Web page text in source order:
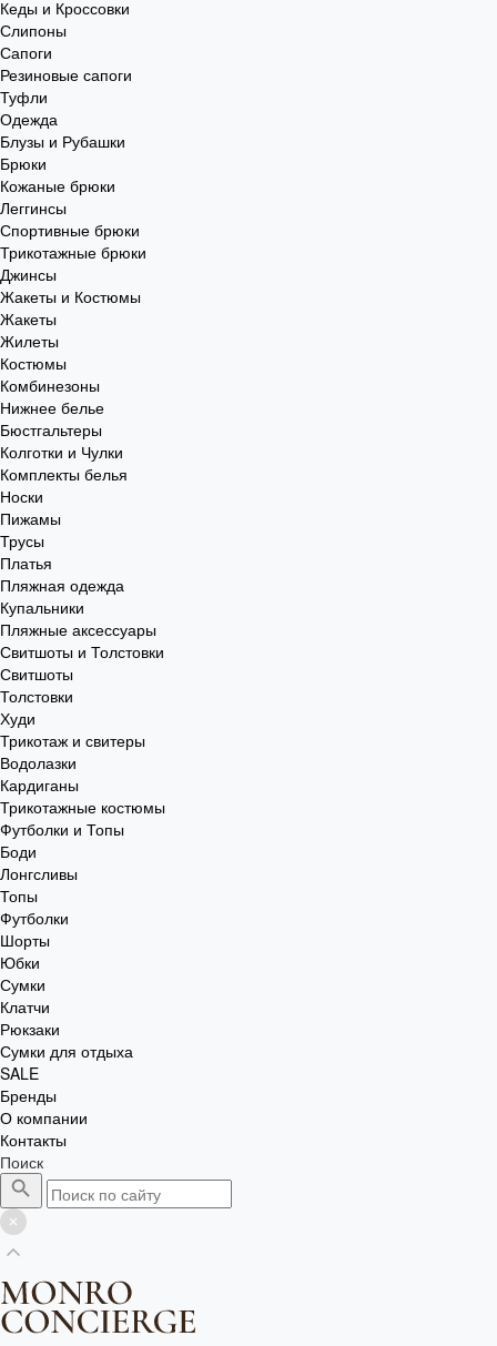
Кеды и Кроссовки
Слипоны
Сапоги
Резиновые сапоги
Туфли
Одежда
Блузы и Рубашки
Брюки
Кожаные брюки
Леггинсы
Спортивные брюки
Трикотажные брюки
Джинсы
Жакеты и Костюмы
Жакеты
Жилеты
Костюмы
Комбинезоны
Нижнее белье
Бюстгальтеры
Колготки и Чулки
Комплекты белья
Носки
Пижамы
Трусы
Платья
Пляжная одежда
Купальники
Пляжные аксессуары
Свитшоты и Толстовки
Свитшоты
Толстовки
Худи
Трикотаж и свитеры
Водолазки
Кардиганы
Трикотажные костюмы
Футболки и Топы
Боди
Лонгсливы
Топы
Футболки
Шорты
Юбки
Сумки
Клатчи
Рюкзаки
Сумки для отдыха
SALE
Бренды
О компании
Контакты
Поиск